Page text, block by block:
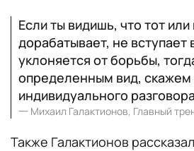
Если ты видишь, что тот или
дорабатывает, не вступает
уклоняется от борьбы,
определенным вид, скажем
индивидуального
一 Михаил Галактионов, Главный
Также Галактионов